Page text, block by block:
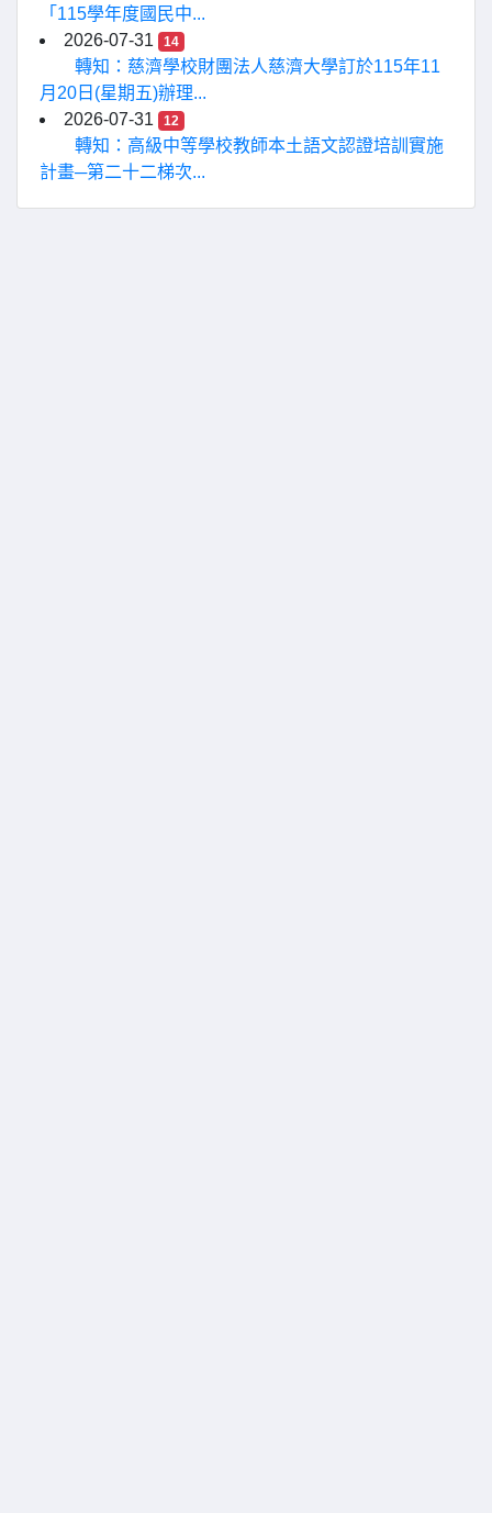
「115學年度國民中...
2026-07-31
14
轉知：慈濟學校財團法人慈濟大學訂於115年11
月20日(星期五)辦理...
2026-07-31
12
轉知：高級中等學校教師本土語文認證培訓實施
計畫─第二十二梯次...